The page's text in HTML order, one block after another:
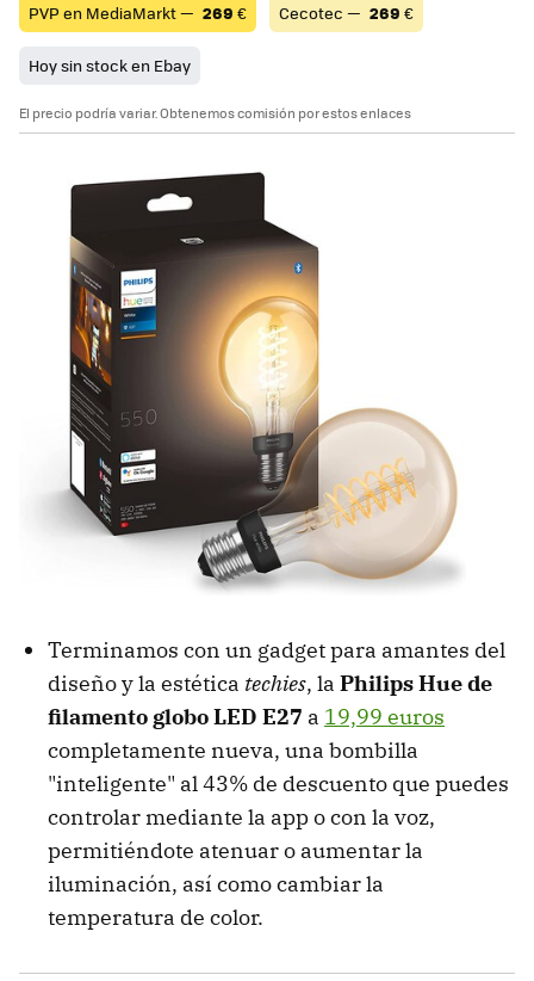
PVP en MediaMarkt — 269 € Cecotec — 269 €
Hoy sin stock en Ebay
El precio podría variar. Obtenemos comisión por estos enlaces
Terminamos con un gadget para amantes del
diseño y la estética techies, la Philips Hue de
filamento globo LED E27 a 19,99 euros
completamente nueva, una bombilla
"inteligente" al 43% de descuento que puedes
controlar mediante la app o con la voz,
permitiéndote atenuar o aumentar la
iluminación, así como cambiar la
temperatura de color.